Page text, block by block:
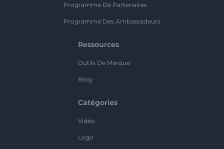
Programme De Partenaires
Programme Des Ambassadeurs
Ressources
Outils De Marque
Blog
Catégories
Vidéo
Logo